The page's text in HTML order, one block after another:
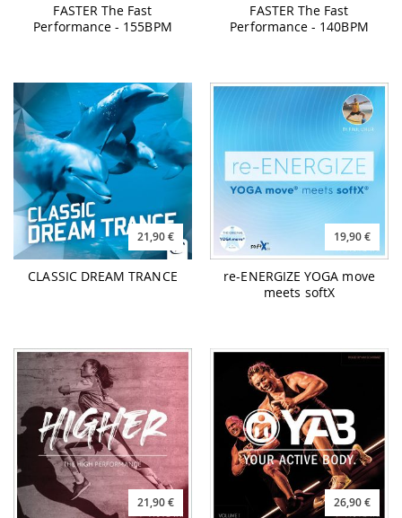
FASTER The Fast
Performance - 155BPM
FASTER The Fast
Performance - 140BPM
21,90 €
CLASSIC DREAM TRANCE
19,90 €
re-ENERGIZE YOGA move
meets softX
21,90 € 26,90 €